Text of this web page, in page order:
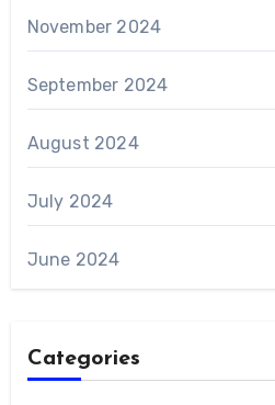
November 2024
September 2024
August 2024
July 2024
June 2024
Categories